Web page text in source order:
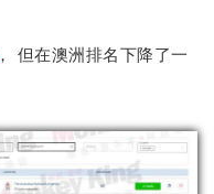
， 但在澳洲排名下降了一